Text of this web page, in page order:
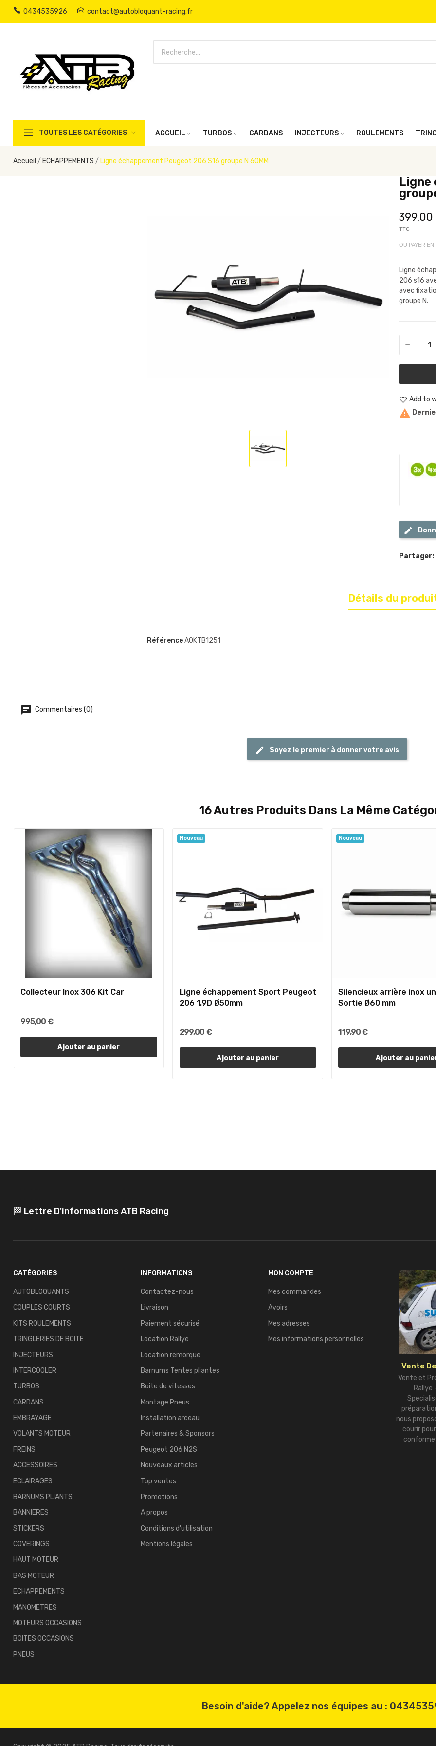
0434535926 contact@autobloquant-racing.fr
TOUTES LES CATÉGORIES ACCUEIL TURBOS CARDANS INJECTEURS ROULEMENTS
Accueil ECHAPPEMENTS Ligne échappement Peugeot 206 S16 groupe N 60MM
Ligne
TTC
OU PAYER EN
Ligne
206 s16
avec
groupe N.
Add to

Partager:
Détails du
RéférenceA0KTB1251
Commentaires (0)
Soyez le premier à donner votre avis
16 Autres Produits Dans La Même
Collecteur Inox 306 Kit Car
995,00 €
Ajouter au panier
Nouveau
Ligne échappement Sport Peugeot
206 1.9D Ø50mm
299,00 €
Ajouter au panier
Nouveau
Silencieux arrière inox
Sortie Ø60 mm
119,90 €
Ajouter au
🏁 Lettre D'informations ATB Racing
CATÉGORIES
AUTOBLOQUANTS
COUPLES COURTS
KITS ROULEMENTS
TRINGLERIES DE BOITE
INJECTEURS
INTERCOOLER
TURBOS
CARDANS
EMBRAYAGE
VOLANTS MOTEUR
FREINS
ACCESSOIRES
ECLAIRAGES
BARNUMS PLIANTS
BANNIERES
STICKERS
COVERINGS
HAUT MOTEUR
BAS MOTEUR
ECHAPPEMENTS
MANOMETRES
MOTEURS OCCASIONS
BOITES OCCASIONS
PNEUS
INFORMATIONS
Contactez-nous
Livraison
Paiement sécurisé
Location Rallye
Location remorque
Barnums Tentes pliantes
Boîte de vitesses
Montage Pneus
Installation arceau
Partenaires & Sponsors
Peugeot 206 N2S
Nouveaux articles
Top ventes
Promotions
A propos
Conditions d'utilisation
Mentions légales
MON COMPTE
Mes commandes
Avoirs
Mes adresses
Mes informations personnelles
Vente
Vente et
Rallye
nous
courir
Besoin d'aide? Appelez nos équipes au :